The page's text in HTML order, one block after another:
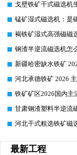
戈壁铁矿干式磁选机
锰矿湿式磁选机：是
褐铁矿湿式高强磁磁
钢渣半逆流磁选机怎
新疆哈密缺水铁矿
河北承德铁矿 2026
铁矿矿区2026国内主
甘肃钢渣塑料半逆流
河北干式粗选铁矿磁
最新工程